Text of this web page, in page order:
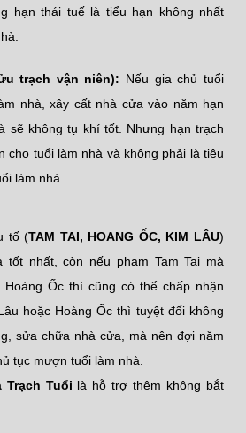
hạn thái tuế là tiểu hạn không nhất
trạch vận niên): Nếu gia chủ tuổi
nhà, xây cất nhà cửa vào năm hạn
sẽ không tụ khí tốt. Nhưng hạn trạch
cho tuổi làm nhà và không phải là tiêu
làm nhà.
tố (TAM TAI, HOANG ỐC, KIM LÂU)
tốt nhất, còn nếu phạm Tam Tai mà
Hoàng Ốc thì cũng có thể chấp nhận
hoặc Hoàng Ốc thì tuyệt đối không
sửa chữa nhà cửa, mà nên đợi năm
tục mượn tuổi làm nhà.
Trạch Tuổi là hỗ trợ thêm không bắt